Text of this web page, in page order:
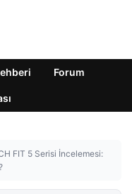
Forum
FIT 5 Serisi İncelemesi: